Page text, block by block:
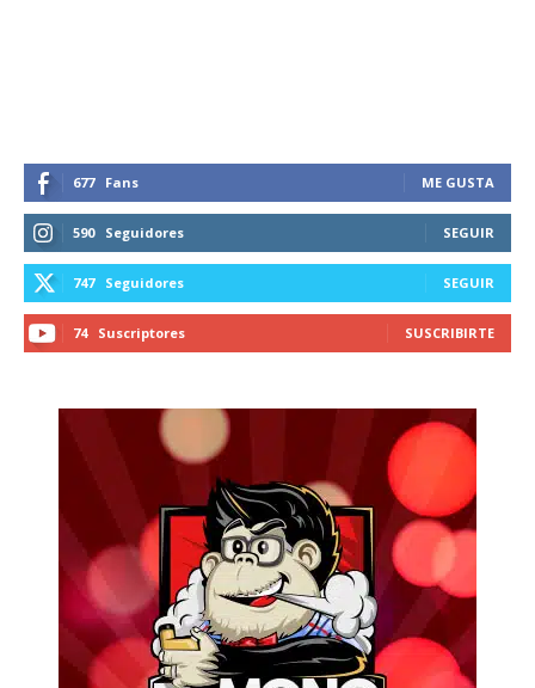
677 Fans ME GUSTA
590 Seguidores SEGUIR
747 Seguidores SEGUIR
74 Suscriptores SUSCRIBIRTE